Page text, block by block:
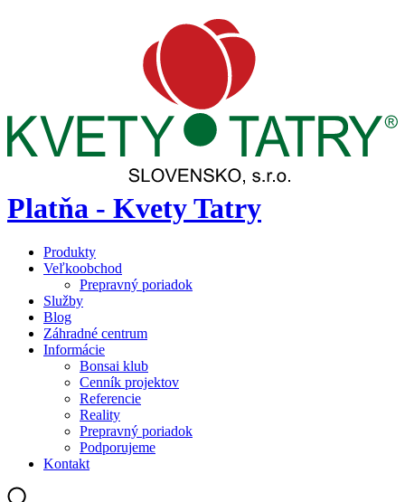
Platňa - Kvety Tatry
Produkty
Veľkoobchod
Prepravný poriadok
Služby
Blog
Záhradné centrum
Informácie
Bonsai klub
Cenník projektov
Referencie
Reality
Prepravný poriadok
Podporujeme
Kontakt